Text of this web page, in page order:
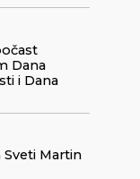
Dana
i Dana
Martin